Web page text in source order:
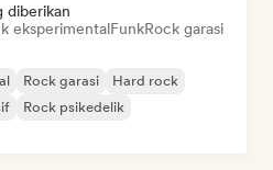
diberikan
eksperimentalFunkRock garasi
Rock garasi
Hard rock
Rock psikedelik